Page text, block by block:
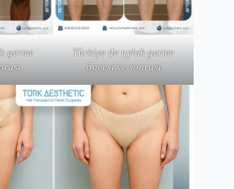
germe
Türkiye de uyluk germe
öncesi ve sonrası